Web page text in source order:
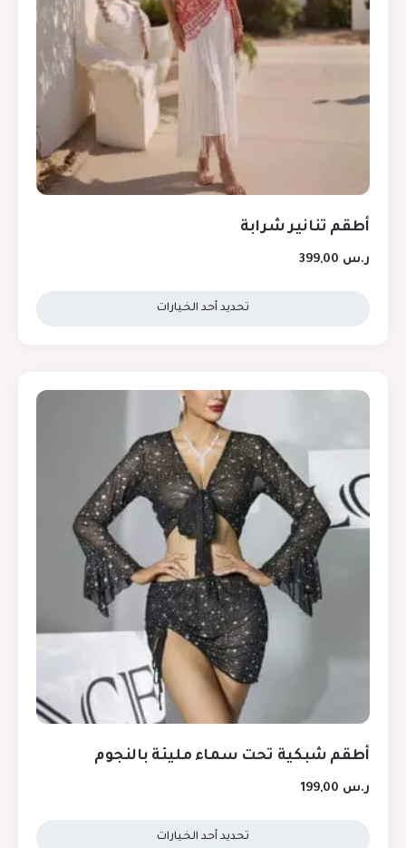
أطقم تنانير شرابة
ر.س
تحديد أحد الخيارات
أطقم شبكية تحت سماء مليئة بالنجوم
ر.س
تحديد أحد الخيارات